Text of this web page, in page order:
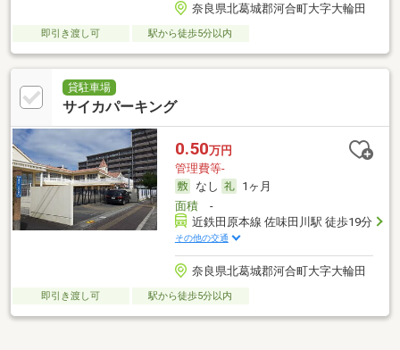
奈良県北葛城郡河合町大字大輪田
即引き渡し可 駅から徒歩5分以内
貸駐車場
サイカパーキング
0.50万円
管理費等-
なし
1ヶ月
面積-
近鉄田原本線 佐味田川駅 徒歩19分
その他の交通
奈良県北葛城郡河合町大字大輪田
即引き渡し可 駅から徒歩5分以内